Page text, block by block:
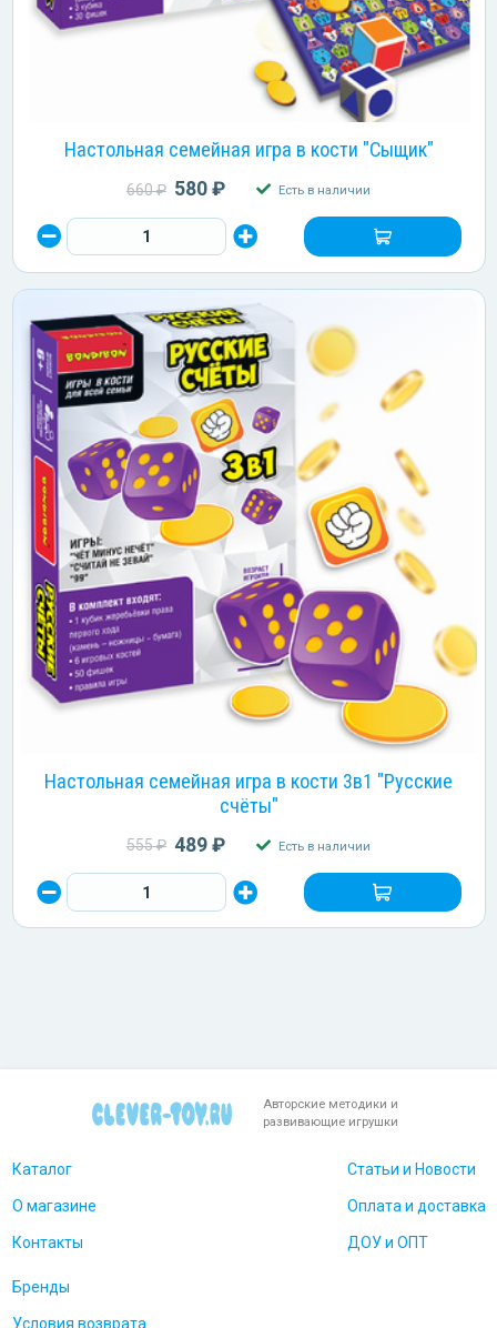
Настольная семейная игра в кости "Сыщик"
660 ₽ 580 ₽ Есть в наличии
Настольная семейная игра в кости 3в1 "Русские
счёты"
555 ₽ 489 ₽ Есть в наличии
Авторские методики и
развивающие игрушки
Каталог
О магазине
Контакты
Статьи и Новости
Оплата и доставка
ДОУ и ОПТ
Бренды
Условия возврата